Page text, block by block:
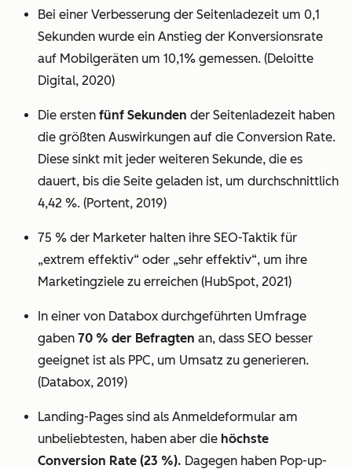
Bei einer Verbesserung der Seitenladezeit um 0,1
Sekunden wurde ein Anstieg der Konversionsrate
auf Mobilgeräten um 10,1% gemessen. (Deloitte
Digital, 2020)
Die ersten fünf Sekunden der Seitenladezeit haben
die größten Auswirkungen auf die Conversion Rate.
Diese sinkt mit jeder weiteren Sekunde, die es
dauert, bis die Seite geladen ist, um durchschnittlich
4,42 %. (Portent, 2019)
75 % der Marketer halten ihre SEO-Taktik für
„extrem effektiv“ oder „sehr effektiv“, um ihre
Marketingziele zu erreichen (HubSpot, 2021)
In einer von Databox durchgeführten Umfrage
gaben 70 % der Befragten an, dass SEO besser
geeignet ist als PPC, um Umsatz zu generieren.
(Databox, 2019)
Landing-Pages sind als Anmeldeformular am
unbeliebtesten, haben aber die höchste
Conversion Rate (23 %). Dagegen haben Pop-up-